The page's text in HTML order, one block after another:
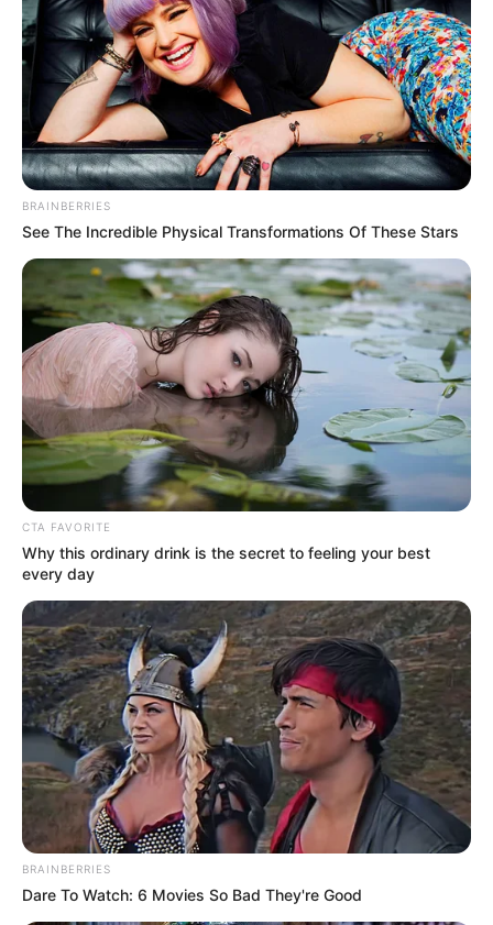
BRAINBERRIES
See The Incredible Physical Transformations Of These Stars
CTA FAVORITE
Why this ordinary drink is the secret to feeling your best
every day
BRAINBERRIES
Dare To Watch: 6 Movies So Bad They're Good